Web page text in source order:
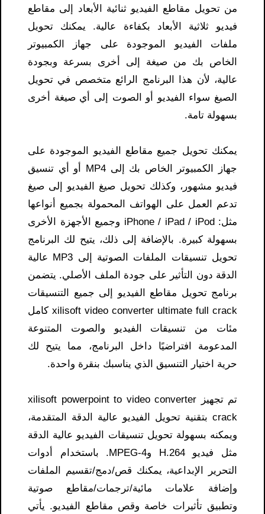
من تحويل مقاطع الفيديو ثنائية الأبعاد إلى مقاطع
فيديو ثلاثية الأبعاد بكفاءة عالية. يمكنك تحويل
ملفات الفيديو الموجودة على جهاز الكمبيوتر
الخاص بك من صيغة إلى أخرى بسرعة وبجودة
عالية، لأن هذا البرنامج الرائع متخصص في تحويل
الصيغ سواء الفيديو أو الصوت إلى أي صيغة أخرى
بسهولة تامة.
يمكنك تحويل جميع مقاطع الفيديو الموجودة على
جهاز الكمبيوتر الخاص بك إلى MP4 أو أي تنسيق
فيديو مشهور، وكذلك تحويل صيغ الفيديو إلى صيغ
تدعم العمل على الهواتف المحمولة بجميع أنواعها
مثل: iPhone / iPad / iPod وجميع الأجهزة الأخرى
بسهولة كبيرة. بالإضافة إلى ذلك، يتيح لك البرنامج
تحويل تنسيقات الملفات الصوتية إلى MP3 عالية
الدقة دون التأثير على جودة الملف الأصلي. يتضمن
برنامج تحويل مقاطع الفيديو إلى جميع التنسيقات
xilisoft video converter ultimate full crack​ كامل​
مئات من تنسيقات الفيديو والصوت المتنوعة
المدعومة افتراضيًا داخل البرنامج، مما يتيح لك
حرية اختيار التنسيق الذي يناسبك بنقرة واحدة.
تم تجهيز xilisoft powerpoint to video converter
crack​ بتقنية تحويل الفيديو عالية الدقة المتقدمة،
ويمكنه بسهولة تحويل تنسيقات الفيديو عالية الدقة
مثل فيديو H.264 وMPEG-4. باستخدام أدوات
التحرير الإبداعية، يمكنك قص/دمج/تقسيم الملفات
وإضافة علامات مائية/ترجمات/مقاطع صوتية
وتطبيق تأثيرات خاصة وقص مقاطع الفيديو. يأتي